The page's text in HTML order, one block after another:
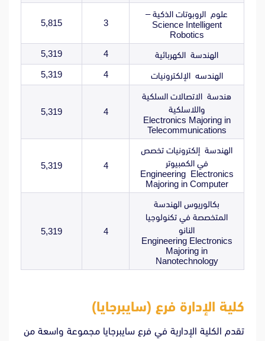
علوم الروبوتات الذكية –
Science Intelligent
Robotics
3
5,815
الهندسة الكهربائية 4
5,319
الهندسه الإلكترونيات 4
5,319
هندسة الاتصالات السلكية
واللاسلكية
Electronics Majoring in
Telecommunications
4
5,319
الهندسة إلكترونيات تخصص
في الكمبيوتر
Engineering Electronics
Majoring in Computer
4
5,319
بكالوريوس الهندسة
المتخصصة في تكنولوجيا
النانو
Engineering Electronics
Majoring in
Nanotechnology
4
5,319
كلية الإدارة فرع (سايبرجايا)
تقدم الكلية الإدارية في فرع سايبرجايا مجموعة واسعة من